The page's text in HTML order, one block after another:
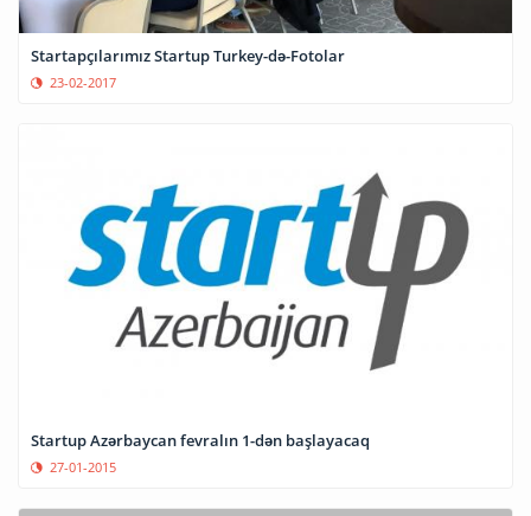
Startapçılarımız Startup Turkey-də-Fotolar
23-02-2017
Startup Azərbaycan fevralın 1-dən başlayacaq
27-01-2015